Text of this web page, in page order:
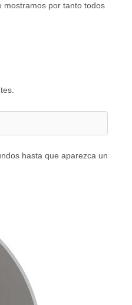
mostramos por tanto todos
hasta que aparezca un